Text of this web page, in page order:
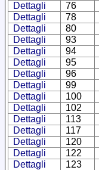
Dettagli
76
Dettagli
78
Dettagli
80
Dettagli
93
Dettagli
94
Dettagli
95
Dettagli
96
Dettagli
99
Dettagli
100
Dettagli
102
Dettagli
113
Dettagli
117
Dettagli
120
Dettagli
122
Dettagli
123